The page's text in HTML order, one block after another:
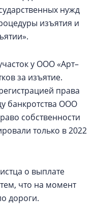
нужд
изъятия и
у ООО «Арт–
за изъятие.
права
банкротства ООО
собственности
только в 2022
о выплате
что на момент
дороги.